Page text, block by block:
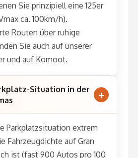
Sie prinzipiell eine 125er
ca. 100km/h).
Routen über ruhige
Sie auch auf unserer
und auf Komoot.
Situation in der
Parkplatzsituation extrem
Fahrzeugdichte auf Gran
ist (fast 900 Autos pro 100